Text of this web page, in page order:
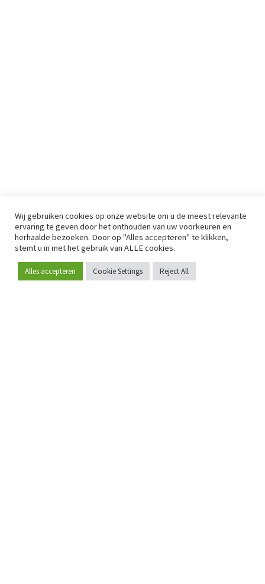
Word lid
Wij gebruiken cookies op onze website om u de meest relevante
ervaring te geven door het onthouden van uw voorkeuren en
herhaalde bezoeken. Door op "Alles accepteren" te klikken,
stemt u in met het gebruik van ALLE cookies.
Alles accepteren Cookie Settings Reject All